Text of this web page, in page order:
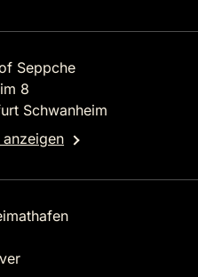
Seppche
8
Schwanheim